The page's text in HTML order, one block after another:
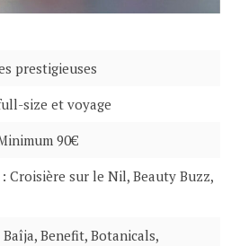
prestigieuses
size et voyage
90€
Croisière sur le Nil, Beauty Buzz,
Benefit, Botanicals,